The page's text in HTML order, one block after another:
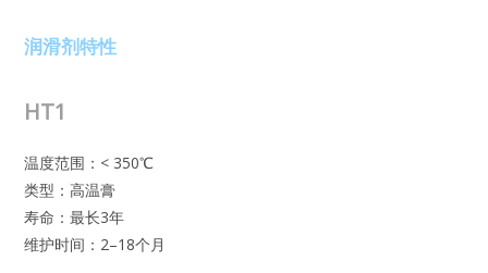
润滑剂特性
HT1
温度范围：< 350℃
类型：高温膏
寿命：最长3年
维护时间：2–18个月